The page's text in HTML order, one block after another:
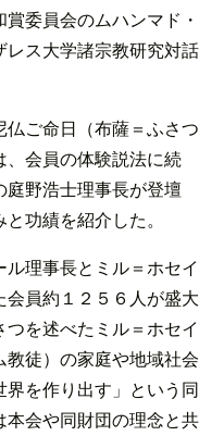
賞委員会のムハンマド・
ス大学諸宗教研究対話
ご命日（布薩＝ふさつ
、会員の体験説法に続
野浩士理事長が登壇
功績を紹介した。
理事長とミル＝ホセイ
員約１２５６人が盛大
を述べたミル＝ホセイ
徒）の家庭や地域社会
を作り出す」という同
会や同財団の理念と共